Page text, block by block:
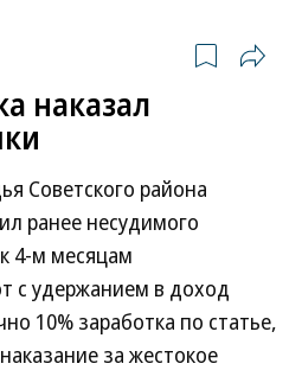
наказал
Советского района
ранее несудимого
4-м месяцам
с удержанием в доход
10% заработка по статье,
за жестокое